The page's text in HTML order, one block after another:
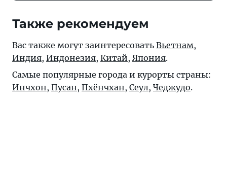
Также рекомендуем
Вас также могут заинтересовать Вьетнам,
Индия, Индонезия, Китай, Япония.
Самые популярные города и курорты страны:
Инчхон, Пусан, Пхёнчхан, Сеул, Чеджудо.